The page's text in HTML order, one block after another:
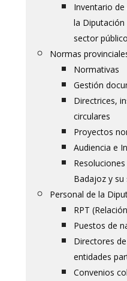
Inventario
la Diputación
sector
Normas
Normativas
Gestión
Directrices,
circulares
Proyectos
Audiencia e
Badajoz y
Personal de la
RPT
Puestos de
Directores
entidades
Convenios